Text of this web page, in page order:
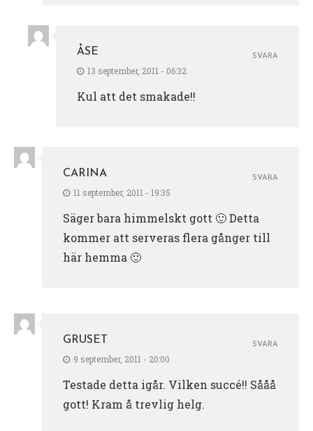
ÅSE
13 september, 2011 - 06:32
Kul att det smakade!!
SVARA
CARINA
11 september, 2011 - 19:35
Säger bara himmelskt gott 🙂 Detta
kommer att serveras flera gånger till
här hemma 🙂
SVARA
GRUSET
9 september, 2011 - 20:00
Testade detta igår. Vilken succé!! Sååå
gott! Kram å trevlig helg.
SVARA